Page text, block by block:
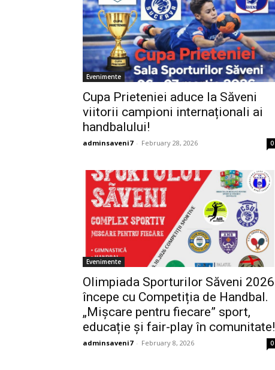
Evenimente
Cupa Prieteniei aduce la Săveni
viitorii campioni internaționali ai
handbalului!
adminsaveni7 - February 28, 2026 0
Evenimente
Olimpiada Sporturilor Săveni 2026
începe cu Competiția de Handbal.
„Mișcare pentru fiecare” sport,
educație și fair-play în comunitate!
adminsaveni7 - February 8, 2026 0